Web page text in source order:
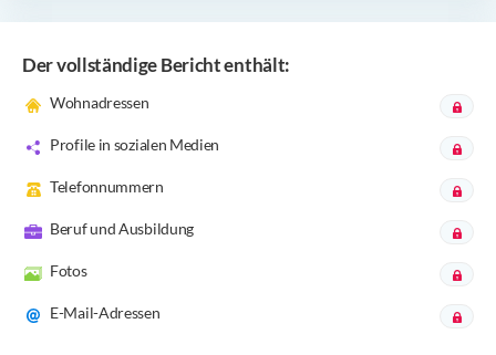
Der vollständige Bericht enthält:
Wohnadressen
Profile in sozialen Medien
Telefonnummern
Beruf und Ausbildung
Fotos
E-Mail-Adressen